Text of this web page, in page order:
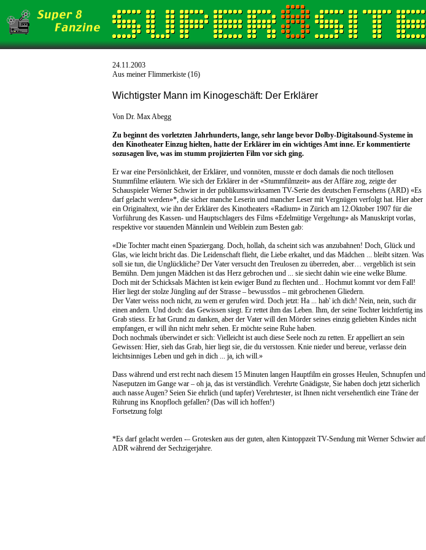
24.11.2003
Aus meiner Flimmerkiste (16)
Wichtigster Mann im Kinogeschäft: Der Erklärer
Von Dr. Max Abegg
Zu beginnt des vorletzten Jahrhunderts, lange, sehr lange bevor Dolby-Digitalsound-Systeme in
den Kinotheater Einzug hielten, hatte der Erklärer im ein wichtiges Amt inne. Er kommentierte
sozusagen live, was im stumm projizierten Film vor sich ging.
Er war eine Persönlichkeit, der Erklärer, und vonnöten, musste er doch damals die noch titellosen
Stummfilme erläutern. Wie sich der Erklärer in der «Stummfilmzeit» aus der Affäre zog, zeigte der
Schauspieler Werner Schwier in der publikumswirksamen TV-Serie des deutschen Fernsehens (ARD) «Es
darf gelacht werden»*, die sicher manche Leserin und mancher Leser mit Vergnügen verfolgt hat. Hier aber
ein Originaltext, wie ihn der Erklärer des Kinotheaters «Radium» in Zürich am 12.Oktober 1907 für die
Vorführung des Kassen- und Hauptschlagers des Films «Edelmütige Vergeltung» als Manuskript vorlas,
respektive vor stauenden Männlein und Weiblein zum Besten gab:
«Die Tochter macht einen Spaziergang. Doch, hollah, da scheint sich was anzubahnen! Doch, Glück und
Glas, wie leicht bricht das. Die Leidenschaft flieht, die Liebe erkaltet, und das Mädchen ... bleibt sitzen. Was
soll sie tun, die Unglückliche? Der Vater versucht den Treulosen zu überreden, aber… vergeblich ist sein
Bemühn. Dem jungen Mädchen ist das Herz gebrochen und ... sie siecht dahin wie eine welke Blume.
Doch mit der Schicksals Mächten ist kein ewiger Bund zu flechten und... Hochmut kommt vor dem Fall!
Hier liegt der stolze Jüngling auf der Strasse – bewusstlos – mit gebrochenen Gliedern.
Der Vater weiss noch nicht, zu wem er gerufen wird. Doch jetzt: Ha ... hab' ich dich! Nein, nein, such dir
einen andern. Und doch: das Gewissen siegt. Er rettet ihm das Leben. Ihm, der seine Tochter leichtfertig ins
Grab stiess. Er hat Grund zu danken, aber der Vater will den Mörder seines einzig geliebten Kindes nicht
empfangen, er will ihn nicht mehr sehen. Er möchte seine Ruhe haben.
Doch nochmals überwindet er sich: Vielleicht ist auch diese Seele noch zu retten. Er appelliert an sein
Gewissen: Hier, sieh das Grab, hier liegt sie, die du verstossen. Knie nieder und bereue, verlasse dein
leichtsinniges Leben und geh in dich ... ja, ich will.»
Dass während und erst recht nach diesem 15 Minuten langen Hauptfilm ein grosses Heulen, Schnupfen und
Naseputzen im Gange war – oh ja, das ist verständlich. Verehrte Gnädigste, Sie haben doch jetzt sicherlich
auch nasse Augen? Seien Sie ehrlich (und tapfer) Verehrtester, ist Ihnen nicht versehentlich eine Träne der
Rührung ins Knopfloch gefallen? (Das will ich hoffen!)
Fortsetzung folgt
*Es darf gelacht werden -– Grotesken aus der guten, alten Kintoppzeit TV-Sendung mit Werner Schwier auf
ADR während der Sechzigerjahre.